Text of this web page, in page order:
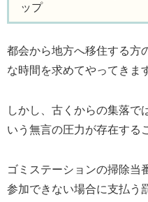
ップ
都会から地方へ移住する方
な時間を求めてやってきま
しかし、古くからの集落で
いう無言の圧力が存在する
ゴミステーションの掃除当
参加できない場合に支払う